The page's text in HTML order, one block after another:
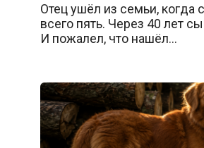
Отец ушёл из семьи, когда
всего пять. Через 40 лет
И пожалел, что нашёл…